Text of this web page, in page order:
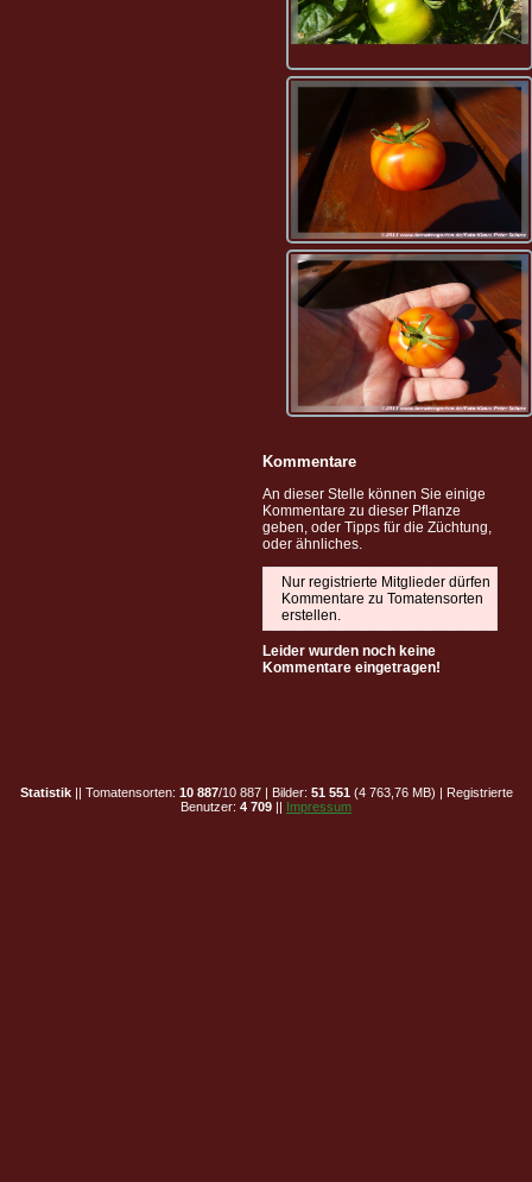
Kommentare
An dieser Stelle können Sie einige
Kommentare zu dieser Pflanze
geben, oder Tipps für die Züchtung,
oder ähnliches.
Nur registrierte Mitglieder dürfen
Kommentare zu Tomatensorten
erstellen.
Leider wurden noch keine
Kommentare eingetragen!
Statistik|| Tomatensorten: 10 887/10 887 | Bilder: 51 551 (4 763,76 MB) | Registrierte
Benutzer: 4 709 || Impressum